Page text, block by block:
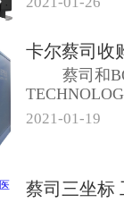
蔡司和
2021-01-19